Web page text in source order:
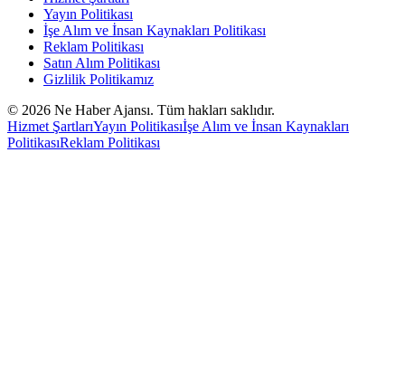
Yayın Politikası
İşe Alım ve İnsan Kaynakları Politikası
Reklam Politikası
Satın Alım Politikası
Gizlilik Politikamız
© 2026 Ne Haber Ajansı. Tüm hakları saklıdır.
Hizmet ŞartlarıYayın Politikasıİşe Alım ve İnsan Kaynakları
PolitikasıReklam Politikası